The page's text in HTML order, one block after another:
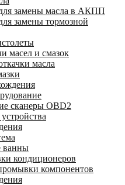
замены масла в АКПП
замены тормозной
масел и смазок
масла
сканеры OBD2
ванны
кондиционеров
компонентов